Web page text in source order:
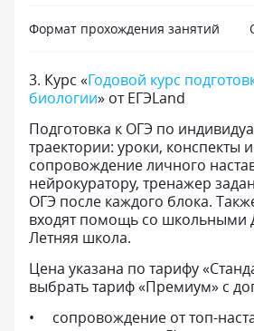
Формат прохождения занятий
3. Курс «Годовой курс
биологии» от ЕГЭLand
Подготовка к ОГЭ по
траектории: уроки, конспекты
сопровождение личного
нейрокуратору, тренажер
ОГЭ после каждого блока.
входят помощь со школьными
Летняя школа.
Цена указана по тарифу
выбрать тариф «Премиум» с
сопровождение от топ-